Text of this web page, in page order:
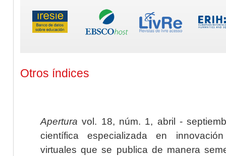
Otros índices
Apertura vol. 18, núm. 1, abril -
científica especializada en
virtuales que se publica de manera